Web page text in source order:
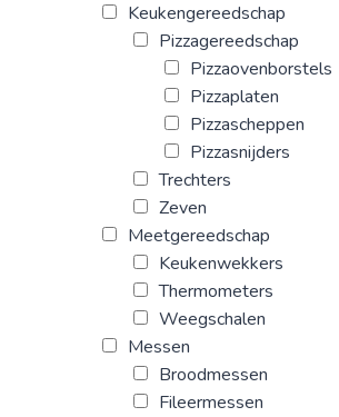
Keukengereedschap
Pizzagereedschap
Pizzaovenborstels
Pizzaplaten
Pizzascheppen
Pizzasnijders
Trechters
Zeven
Meetgereedschap
Keukenwekkers
Thermometers
Weegschalen
Messen
Broodmessen
Fileermessen